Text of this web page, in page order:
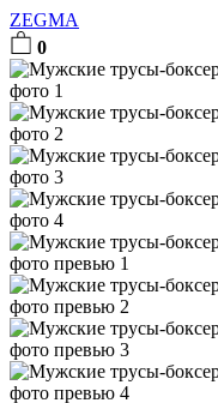
ZEGMA
0